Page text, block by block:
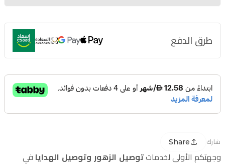
طرق الدفع
شارك Share
وجهتكم الأولى لخدمات توصيل الزهور وتوصيل الهدايا في